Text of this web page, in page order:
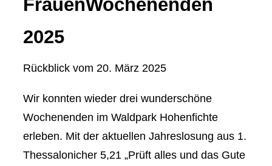
FrauenWochenenden
2025
Rückblick vom 20. März 2025
Wir konnten wieder drei wunderschöne
Wochenenden im Waldpark Hohenfichte
erleben. Mit der aktuellen Jahreslosung aus 1.
Thessalonicher 5,21 „Prüft alles und das Gute